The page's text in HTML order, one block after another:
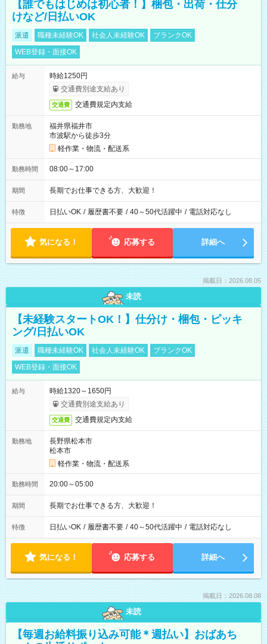
【誰でもはじめは初心者！】梱包・出荷・仕分
けなど/日払いOK
派遣 職種未経験OK 社会人未経験OK
ブランクOK
WEB登録・面接OK
給与
時給1250円
交通費別途支給あり
交通費 交通費規定内支給
勤務地
福井県福井市
市波駅から徒歩3分
軽作業・物流・配送系
勤務時間 08:00～17:00
期間 長期でお仕事できる方、大歓迎！
特徴 日払いOK / 履歴書不要 / 40～50代活躍中 / 電話対応なし
気になる！ 応募する 詳細へ
掲載日：2026.08.05
未読
【未経験スタートOK！】仕分け・梱包・ピッキ
ング/日払いOK
派遣 職種未経験OK 社会人未経験OK
ブランクOK
WEB登録・面接OK
給与
時給1320～1650円
交通費別途支給あり
交通費 交通費規定内支給
勤務地
長野県松本市
松本市
軽作業・物流・配送系
勤務時間 20:00～05:00
期間 長期でお仕事できる方、大歓迎！
特徴 日払いOK / 履歴書不要 / 40～50代活躍中 / 電話対応なし
気になる！ 応募する 詳細へ
掲載日：2026.08.08
未読
【毎週お給料振り込み可能＊週払い】おばあち